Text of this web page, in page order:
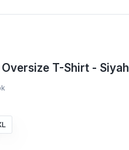
Oversize T-Shirt - Siyah